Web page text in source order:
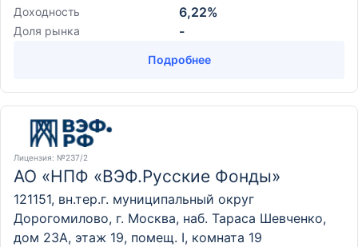
Доходность 6,22%
Доля рынка -
Подробнее
Лицензия: №237/2
АО «НПФ «ВЭФ.Русские Фонды»
121151, вн.тер.г. муниципальный округ
Дорогомилово, г. Москва, наб. Тараса Шевченко,
дом 23А, этаж 19, помещ. I, комната 19